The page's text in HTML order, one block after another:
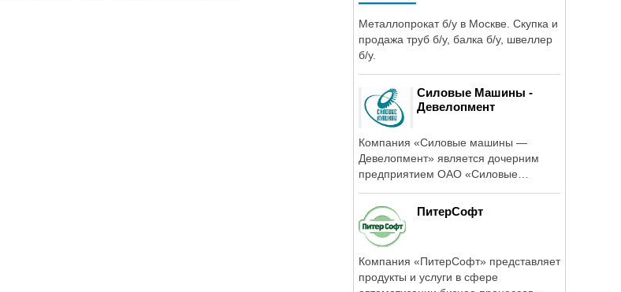
Металлопрокат б/у в Москве. Скупка и
продажа труб б/у, балка б/у, швеллер
б/у.
Силовые Машины -
Девелопмент
Компания «Силовые машины —
Девелопмент» является дочерним
предприятием ОАО «Силовые
ПитерСофт
Компания «ПитерСофт» представляет
продукты и услуги в сфере